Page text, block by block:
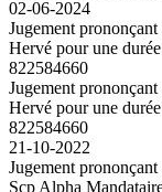
02-06-2024
Jugement
Hervé pour une
822584660
Jugement
Hervé pour une
822584660
21-10-2022
Jugement
Scp Alpha